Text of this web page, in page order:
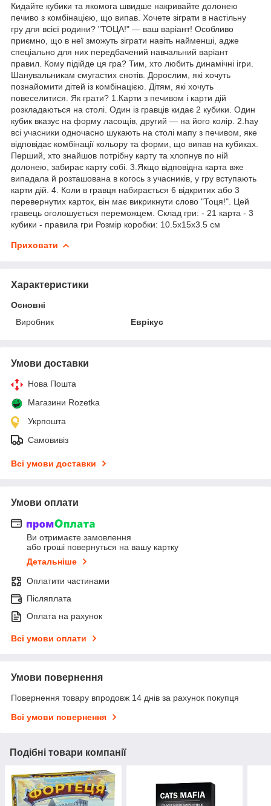
Кидайте кубики та якомога швидше накривайте долонею
печиво з комбінацією, що випав. Хочете зіграти в настільну
гру для всієї родини? "ТОЦА!" — ваш варіант! Особливо
приємно, що в неї зможуть зіграти навіть найменші, адже
спеціально для них передбачений навчальний варіант
правил. Кому підійде ця гра? Тим, хто любить динамічні ігри.
Шанувальникам смугастих єнотів. Дорослим, які хочуть
познайомити дітей із комбінацією. Дітям, які хочуть
повеселитися. Як грати? 1.Карти з печивом і карти дій
розкладаються на столі. Один із гравців кидає 2 кубики. Один
кубик вказує на форму ласощів, другий — на його колір. 2.hay
всі учасники одночасно шукають на столі мапу з печивом, яке
відповідає комбінації кольору та форми, що випав на кубиках.
Перший, хто знайшов потрібну карту та хлопнув по ній
долонею, забирає карту собі. 3.Якщо відповідна карта вже
випадала й розташована в когось з учасників, у гру вступають
карти дій. 4. Коли в гравця набирається 6 відкритих або 3
перевернутих карток, він має викрикнути слово "Тоця!". Цей
гравець оголошується переможцем. Склад гри: - 21 карта - 3
кубики - правила гри Розмір коробки: 10.5х15х3.5 см
Приховати
Характеристики
Основні
Виробник
Еврікус
Умови доставки
Нова Пошта
Магазини Rozetka
Укрпошта
Самовивіз
Всі умови доставки
Умови оплати
Ви отримаєте замовлення
або гроші повернуться на вашу картку
Детальніше
Оплатити частинами
Післяплата
Оплата на рахунок
Всі умови оплати
Умови повернення
Повернення товару впродовж 14 днів за рахунок покупця
Всі умови повернення
Подібні товари компанії